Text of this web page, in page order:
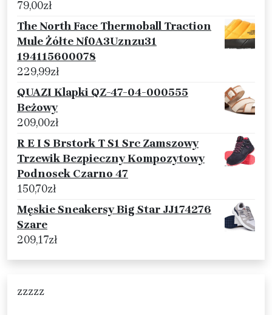
79,00zł
The North Face Thermoball Traction
Mule Żółte Nf0A3Uznzu31
194115600078
229,99zł
QUAZI Klapki QZ-47-04-000555
Beżowy
209,00zł
R E I S Brstork T S1 Src Zamszowy
Trzewik Bezpieczny Kompozytowy
Podnosek Czarno 47
150,70zł
Męskie Sneakersy Big Star JJ174276
Szare
209,17zł
zzzzz